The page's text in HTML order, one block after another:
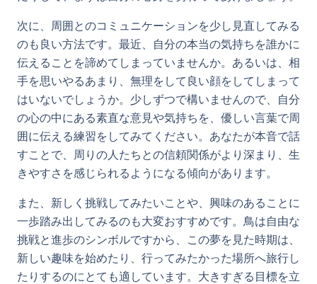
次に、周囲とのコミュニケーションを少し見直してみる
のも良い方法です。最近、自分の本当の気持ちを誰かに
伝えることを諦めてしまっていませんか。あるいは、相
手を思いやるあまり、無理をして良い顔をしてしまって
はいないでしょうか。少しずつで構いませんので、自分
の心の中にある素直な意見や気持ちを、優しい言葉で周
囲に伝える練習をしてみてください。あなたが本音で話
すことで、周りの人たちとの信頼関係がより深まり、生
きやすさを感じられるようになる傾向があります。
また、新しく挑戦してみたいことや、興味のあることに
一歩踏み出してみるのも大変おすすめです。鳥は自由な
挑戦と進歩のシンボルですから、この夢を見た時期は、
新しい趣味を始めたり、行ってみたかった場所へ旅行し
たりするのにとても適しています。大きすぎる目標を立